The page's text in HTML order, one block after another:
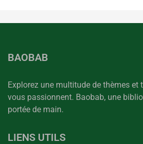
BAOBAB
Explorez une multitude de thèmes et
vous passionnent. Baobab, une
portée de main.
LIENS UTILS